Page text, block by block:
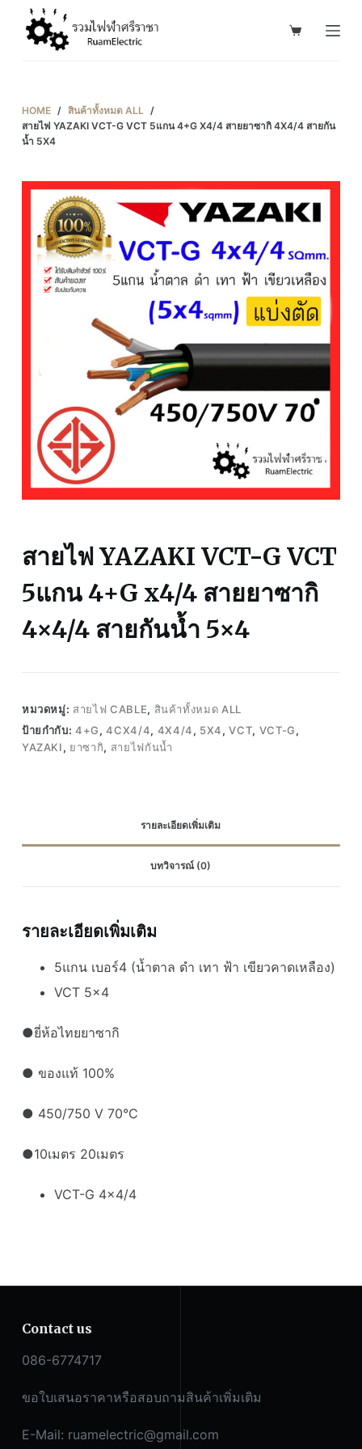
o
c
HOME / สินค้าทั้งหมด ALL /
สายไฟ YAZAKI VCT-G VCT 5แกน 4+G X4/4 สายยาซากิ 4X4/4 สายกัน
น้ำ 5X4
สายไฟ YAZAKI VCT-G VCT
5แกน 4+G x4/4 สายยาซากิ
4×4/4 สายกันน้ำ 5×4
หมวดหมู่: สายไฟ CABLE, สินค้าทั้งหมด ALL
ป้ายกำกับ:4+G,4CX4/4, 4X4/4, 5X4,VCT, VCT-G,
YAZAKI, ยาซากิ, สายไฟกันน้ำ
รายละเอียดเพิ่มเติม
บทวิจารณ์ (0)
รายละเอียดเพิ่มเติม
5แกน เบอร์4 (น้ำตาล ดำ เทา ฟ้า เขียวคาดเหลือง)
VCT 5×4
●ยี่ห้อไทยยาซากิ
● ของแท้ 100%
● 450/750 V 70°C
●10เมตร 20เมตร
VCT-G 4×4/4
Contact us
086-6774717
ขอใบเสนอราคาหรือสอบถามสินค้าเพิ่มเติม
E-Mail: ruamelectric@gmail.com